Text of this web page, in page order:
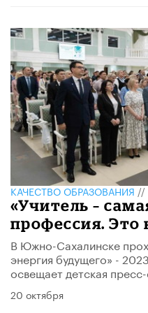
КАЧЕСТВО ОБРАЗОВАНИЯ//
«Учитель –
профессия. Это
В Южно-Сахалинске
энергия будущего» -
освещает детская
20 октября